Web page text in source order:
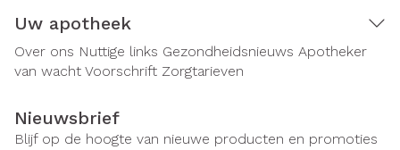
Uw apotheek
Over ons Nuttige links Gezondheidsnieuws Apotheker
van wacht Voorschrift Zorgtarieven
Nieuwsbrief
Blijf op de hoogte van nieuwe producten en promoties